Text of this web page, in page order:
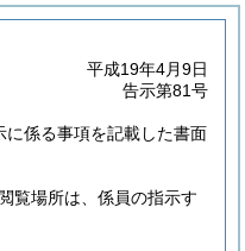
平成19年4月9日
告示第81号
係る事項を記載した書面
覧場所は、係員の指示す